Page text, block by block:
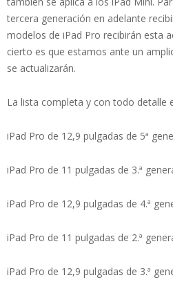
tercera generación en adelante
modelos de iPad Pro recibirán esta
cierto es que estamos ante un
se actualizarán.
La lista completa y con todo detalle
iPad Pro de 12,9 pulgadas de 5ª
iPad Pro de 11 pulgadas de 3.ª
iPad Pro de 12,9 pulgadas de 4.ª
iPad Pro de 11 pulgadas de 2.ª
iPad Pro de 12,9 pulgadas de 3.ª